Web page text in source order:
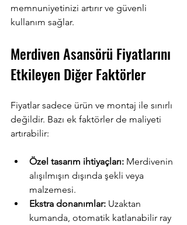
memnuniyetinizi artırır ve güvenli
kullanım sağlar.
Merdiven Asansörü Fiyatlarını
Etkileyen Diğer Faktörler
Fiyatlar sadece ürün ve montaj ile sınırlı
değildir. Bazı ek faktörler de maliyeti
artırabilir:
Özel tasarım ihtiyaçları: Merdivenin
alışılmışın dışında şekli veya
malzemesi.
Ekstra donanımlar: Uzaktan
kumanda, otomatik katlanabilir ray